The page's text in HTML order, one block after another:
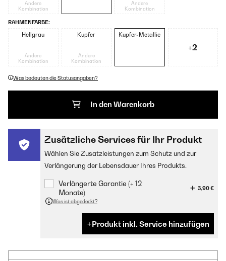
Andere
Kombination
Andere
Kombination
RAHMENFARBE:
Hellgrau
Andere
Kombination
Kupfer
Andere
Kombination
Kupfer-Metallic
+2
Was bedeuten die Statusangaben?
In den Warenkorb
Zusätzliche Services für Ihr Produkt
Wählen Sie Zusatzleistungen zum Schutz und zur
Verlängerung der Lebensdauer Ihres Produkts.
Verlängerte Garantie (+ 12
Monate)
3,90 €
Was ist abgedeckt?
Produkt inkl. Service hinzufügen